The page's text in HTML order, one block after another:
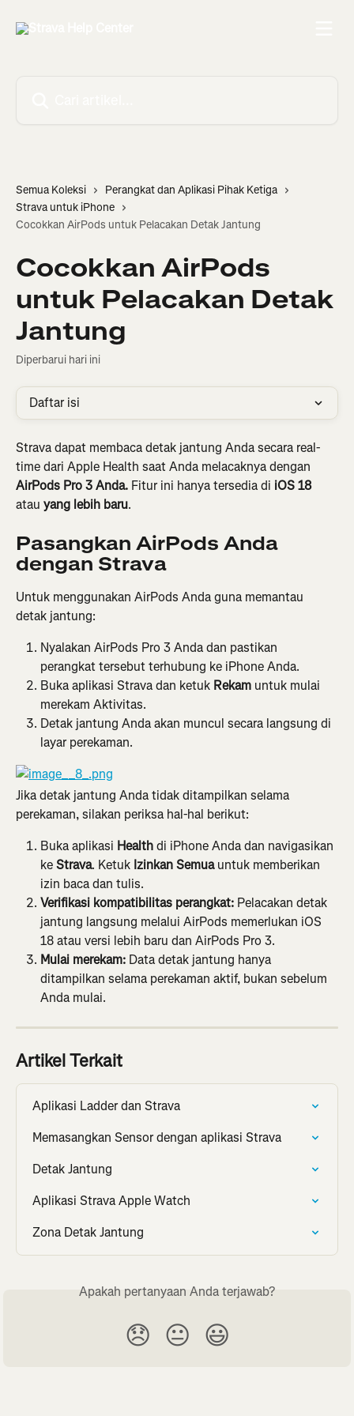
Semua Koleksi
Perangkat dan Aplikasi Pihak Ketiga
Strava untuk iPhone
Cocokkan AirPods untuk Pelacakan Detak Jantung
Cocokkan AirPods
untuk Pelacakan Detak
Jantung
Diperbarui hari ini
Daftar isi
Strava dapat membaca detak jantung Anda secara real-
time dari Apple Health saat Anda melacaknya dengan
AirPods Pro 3 Anda. Fitur ini hanya tersedia di iOS 18
atau yang lebih baru.
Pasangkan AirPods Anda
dengan Strava
Untuk menggunakan AirPods Anda guna memantau
detak jantung:
Nyalakan AirPods Pro 3 Anda dan pastikan
perangkat tersebut terhubung ke iPhone Anda.
Buka aplikasi Strava dan ketuk Rekam untuk mulai
merekam Aktivitas.
Detak jantung Anda akan muncul secara langsung di
layar perekaman.
Jika detak jantung Anda tidak ditampilkan selama
perekaman, silakan periksa hal-hal berikut:
Buka aplikasi Health di iPhone Anda dan navigasikan
ke Strava. Ketuk Izinkan Semua untuk memberikan
izin baca dan tulis.
Verifikasi kompatibilitas perangkat: Pelacakan detak
jantung langsung melalui AirPods memerlukan iOS
18 atau versi lebih baru dan AirPods Pro 3.
Mulai merekam: Data detak jantung hanya
ditampilkan selama perekaman aktif, bukan sebelum
Anda mulai.
Artikel Terkait
Aplikasi Ladder dan Strava
Memasangkan Sensor dengan aplikasi Strava
Detak Jantung
Aplikasi Strava Apple Watch
Zona Detak Jantung
Apakah pertanyaan Anda terjawab?
😞 😐 😃